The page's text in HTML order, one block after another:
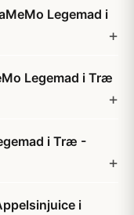
Legemad i
Legemad i Træ
i Træ -
i